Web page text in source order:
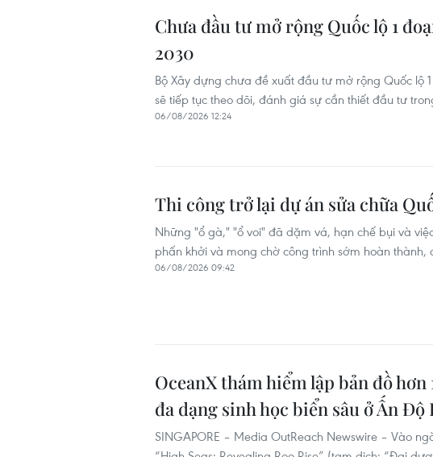
Chưa đầu tư mở rộng Quốc lộ 1
2030
Bộ Xây dựng chưa đề xuất đầu tư mở rộng Quốc lộ
sẽ tiếp tục theo dõi, đánh giá sự cần thiết đầu tư
06/08/2026 12:24
Thi công trở lại dự án sửa chữa
Những "ổ gà," "ổ voi" đã dặm vá, hạn chế bụi và
phấn khởi và mong chờ công trình sớm hoàn thành,
06/08/2026 09:42
OceanX thám hiểm lập bản đồ
đa dạng sinh học biển sâu ở Ấn Độ
SINGAPORE – Media OutReach Newswire – Vào